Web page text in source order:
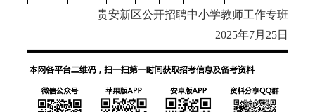
贵安新区公开招聘中小学教师工作专班
2025年7月25日